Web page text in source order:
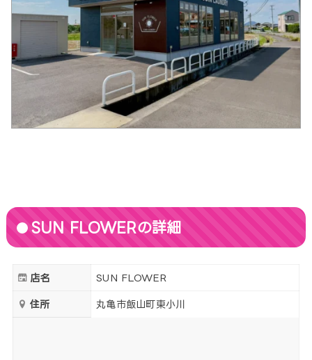
SUN FLOWERの詳細
店名 SUN FLOWER
住所 丸亀市飯山町東小川